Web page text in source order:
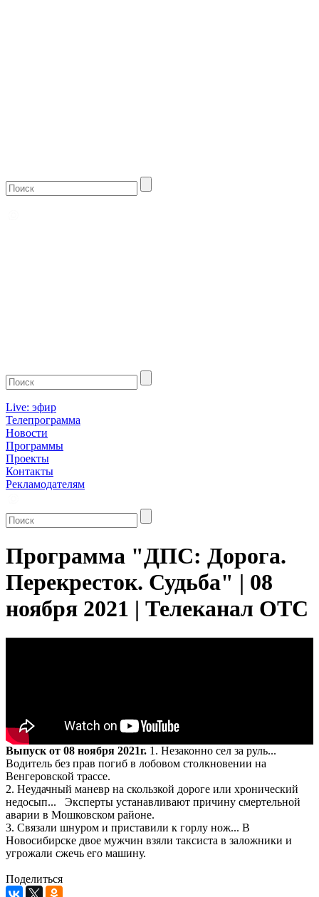
Live: эфир
Телепрограмма
Новости
Программы
Проекты
Контакты
Рекламодателям
Программа "ДПС: Дорога.
Перекресток. Судьба" | 08
ноября 2021 | Телеканал ОТС
Выпуск от 08 ноября 2021г. 1. Незаконно сел за руль...
Водитель без прав погиб в лобовом столкновении на
Венгеровской трассе.
2. Неудачный маневр на скользкой дороге или хронический
недосып... Эксперты устанавливают причину смертельной
аварии в Мошковском районе.
3. Связали шнуром и приставили к горлу нож... В
Новосибирске двое мужчин взяли таксиста в заложники и
угрожали сжечь его машину.
Поделиться